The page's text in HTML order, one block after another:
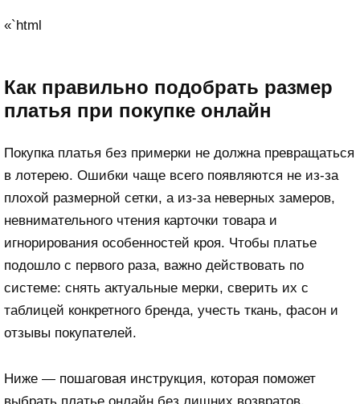
«`html
Как правильно подобрать размер
платья при покупке онлайн
Покупка платья без примерки не должна превращаться
в лотерею. Ошибки чаще всего появляются не из-за
плохой размерной сетки, а из-за неверных замеров,
невнимательного чтения карточки товара и
игнорирования особенностей кроя. Чтобы платье
подошло с первого раза, важно действовать по
системе: снять актуальные мерки, сверить их с
таблицей конкретного бренда, учесть ткань, фасон и
отзывы покупателей.
Ниже — пошаговая инструкция, которая поможет